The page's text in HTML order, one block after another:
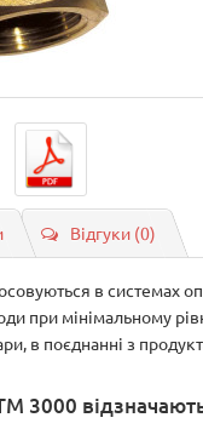
Відгуки (0)
в системах
при мінімальному
в поєднанні з
3000